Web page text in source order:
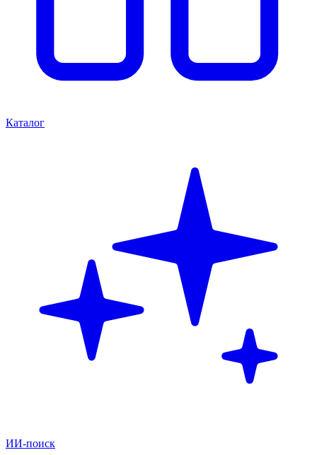
Каталог
ИИ-поиск